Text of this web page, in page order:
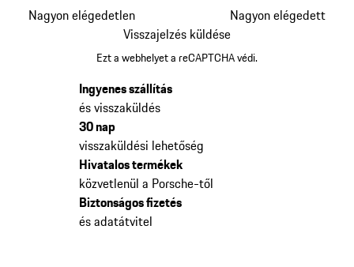
Nagyon elégedetlen
Nagyon elégedett
Visszajelzés küldése
Ezt a webhelyet a reCAPTCHA védi.
Ingyenes szállítás
és visszaküldés
30 nap
visszaküldési lehetőség
Hivatalos termékek
közvetlenül a Porsche-től
Biztonságos fizetés
és adatátvitel